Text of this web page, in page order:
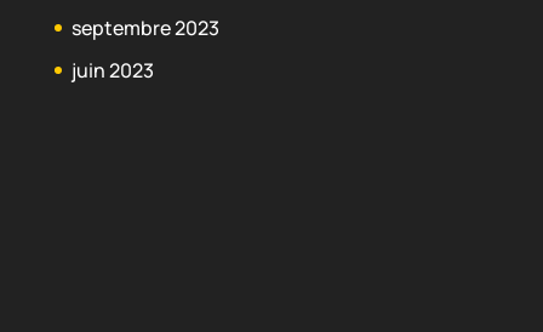
septembre 2023
juin 2023